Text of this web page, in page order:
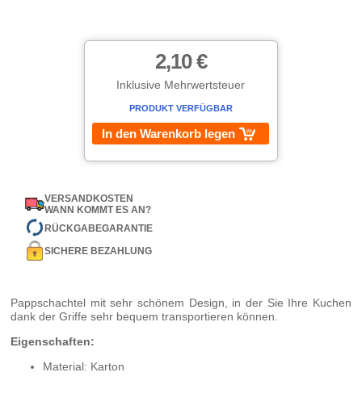
2,10 €
Inklusive Mehrwertsteuer
PRODUKT VERFÜGBAR
In den Warenkorb legen
VERSANDKOSTEN
WANN KOMMT ES AN?
RÜCKGABEGARANTIE
SICHERE BEZAHLUNG
Pappschachtel mit sehr schönem Design, in der Sie Ihre Kuchen
dank der Griffe sehr bequem transportieren können.
Eigenschaften:
Material: Karton